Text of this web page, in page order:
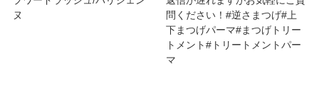
ヌ
問ください！#逆さまつげ#上
下まつげパーマ#まつげトリー
トメント#トリートメントパー
マ